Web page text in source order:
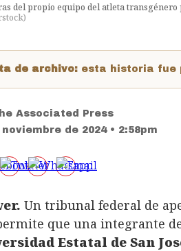
del propio equipo del atleta
)
de archivo: esta historia fue
Associated Press
noviembre de 2024 • 2:58pm
Un tribunal federal de
que una integrante
Estatal de San